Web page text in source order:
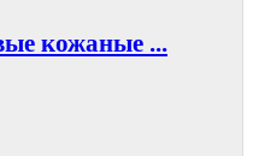
кожаные ...